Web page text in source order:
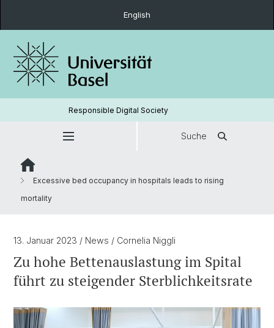
English
Responsible Digital Society
Suche
Excessive bed occupancy in hospitals leads to rising
mortality
13. Januar 2023 / News / Cornelia Niggli
Zu hohe Bettenauslastung im Spital
führt zu steigender Sterblichkeitsrate